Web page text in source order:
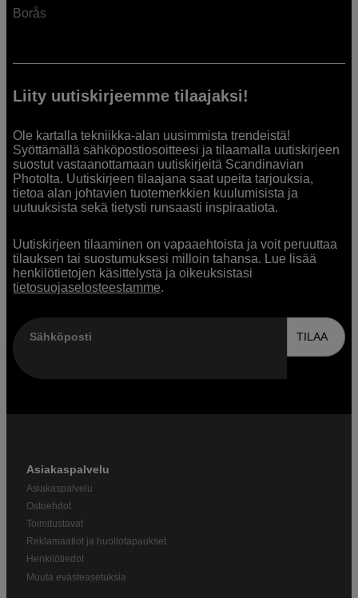
Borås
Liity uutiskirjeemme tilaajaksi!
Ole kartalla tekniikka-alan uusimmista trendeistä!
Syöttämällä sähköpostiosoitteesi ja tilaamalla uutiskirjeen
suostut vastaanottamaan uutiskirjeitä Scandinavian
Photolta. Uutiskirjeen tilaajana saat upeita tarjouksia,
tietoa alan johtavien tuotemerkkien kuulumisista ja
uutuuksista sekä tietysti runsaasti inspiraatiota.
Uutiskirjeen tilaaminen on vapaaehtoista ja voit peruuttaa
tilauksen tai suostumuksesi milloin tahansa. Lue lisää
henkilötietojen käsittelystä ja oikeuksistasi
tietosuojaselosteestamme.
Sähköposti TILAA
Asiakaspalvelu
Asiakaspalvelu
Ostoehdot
Toimitustavat
Reklamaatiot ja huoltotapaukset
Henkilötiedot
Muuta evästeasetuksia